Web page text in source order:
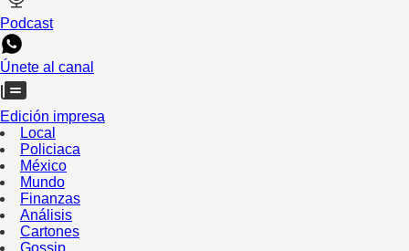
Podcast
Únete al canal
Edición impresa
Local
Policiaca
México
Mundo
Finanzas
Análisis
Cartones